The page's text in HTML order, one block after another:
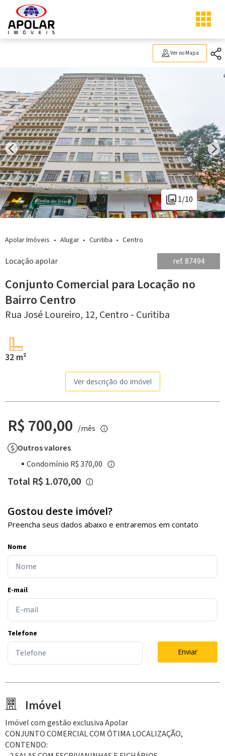
Ver no Mapa
1/10
Apolar Imóveis Alugar Curitiba Centro
Locação apolar ref. 87494
Conjunto Comercial para Locação no
Bairro Centro
Rua José Loureiro, 12, Centro - Curitiba
32 m²
Ver descrição do imóvel
R$ 700,00 /mês
Outros valores
Condomínio R$ 370,00
Total R$ 1.070,00
Gostou deste imóvel?
Preencha seus dados abaixo e entraremos em contato
Nome
E-mail
Telefone
Enviar
Imóvel
Imóvel com gestão exclusiva Apolar
CONJUNTO COMERCIAL COM ÓTIMA LOCALIZAÇÃO,
CONTENDO: